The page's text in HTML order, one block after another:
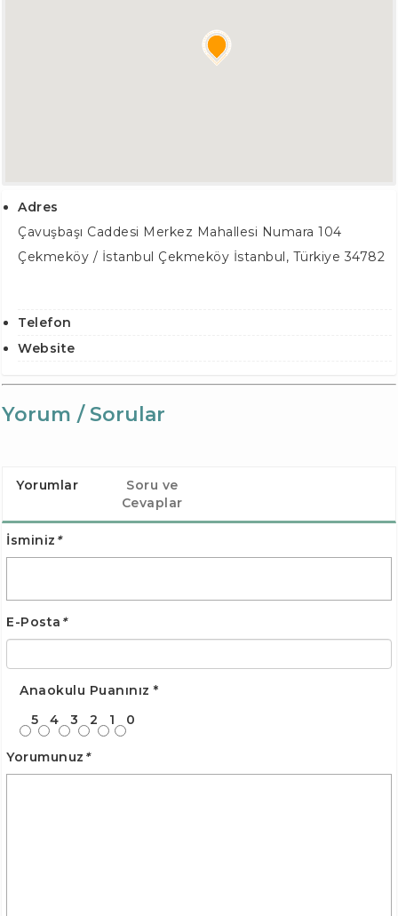
Adres
Çavuşbaşı Caddesi Merkez Mahallesi Numara 104
Çekmeköy / İstanbul Çekmeköy İstanbul , Türkiye 34782
Telefon
Website
Yorum / Sorular
Yorumlar
Soru ve
Cevaplar
İsminiz *
E-Posta *
Anaokulu Puanınız *
5
4 3 2 1 0
Yorumunuz *